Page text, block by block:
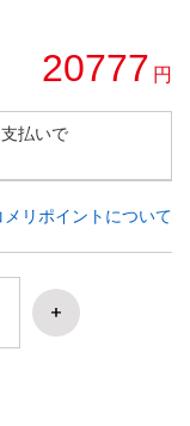
20777 円
払いで
メリポイントについて